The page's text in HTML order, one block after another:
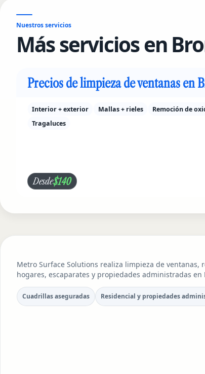
Nuestros servicios
Más servicios en
Precios de limpieza de ventanas en
Interior + exterior Mallas + rieles Remoción de
Tragaluces
Desde$140
Metro Surface Solutions realiza limpieza de
hogares, escaparates y propiedades administradas en
Cuadrillas aseguradas Residencial y propiedades